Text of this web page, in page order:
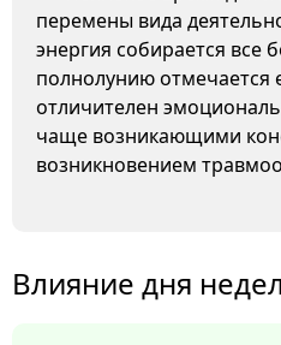
перемены вида
энергия собирается все
полнолунию отмечается
отличителен
чаще возникающими
возникновением
Влияние дня